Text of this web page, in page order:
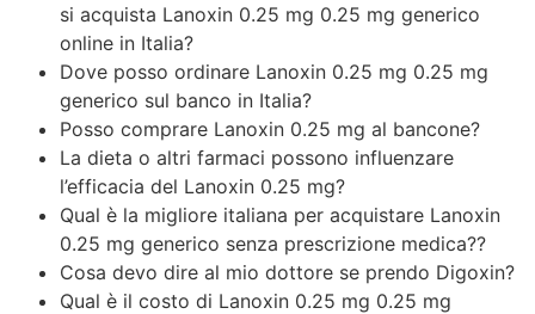
si acquista Lanoxin 0.25 mg 0.25 mg generico
online in Italia?
Dove posso ordinare Lanoxin 0.25 mg 0.25 mg
generico sul banco in Italia?
Posso comprare Lanoxin 0.25 mg al bancone?
La dieta o altri farmaci possono influenzare
l’efficacia del Lanoxin 0.25 mg?
Qual è la migliore italiana per acquistare Lanoxin
0.25 mg generico senza prescrizione medica??
Cosa devo dire al mio dottore se prendo Digoxin?
Qual è il costo di Lanoxin 0.25 mg 0.25 mg